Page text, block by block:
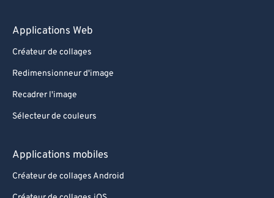
Applications Web
Créateur de collages
Redimensionneur d'image
Recadrer l'image
Sélecteur de couleurs
Applications mobiles
Créateur de collages Android